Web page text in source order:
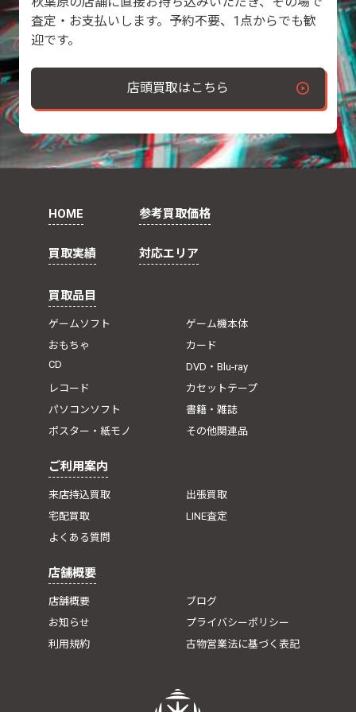
査定・お支払いします。予約不要、1点からでも歓
迎です。
店頭買取はこちら
HOME 参考買取価格
買取実績 対応エリア
買取品目
ゲームソフト
ゲーム機本体
おもちゃ
カード
CD
DVD・Blu-ray
レコード
カセットテープ
パソコンソフト
書籍・雑誌
ポスター・紙モノ
その他関連品
ご利用案内
来店持込買取
出張買取
宅配買取
LINE査定
よくある質問
店舗概要
店舗概要
ブログ
お知らせ
プライバシーポリシー
利用規約
古物営業法に基づく表記